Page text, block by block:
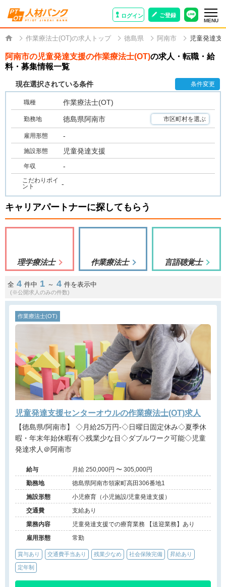
ログイン ご登録
MENU
作業療法士(OT)の求人トップ 徳島県 阿南市 児童発達支
阿南市の児童発達支援の作業療法士(OT)の求人・転職・給
料・募集情報一覧
現在選択されている条件 条件変更
職種 作業療法士(OT)
勤務地 徳島県阿南市 市区町村を選ぶ
雇用形態 -
施設形態 児童発達支援
年収 -
こだわりポイ
ント
-
キャリアパートナーに探してもらう
理学療法士 作業療法士 言語聴覚士
全 4 件中 1 ～ 4 件を表示中
(※公開求人のみの件数)
作業療法士(OT)
児童発達支援センターオウルの作業療法士(OT)求人
【徳島県/阿南市】 ◇月給25万円-◇日曜日固定休み◇夏季休
暇・年末年始休暇有◇残業少な目◇ダブルワーク可能◇児童
発達求人＠阿南市
給与
月給 250,000円 〜 305,000円
勤務地
徳島県阿南市領家町高田306番地1
施設形態
小児療育（小児施設/児童発達支援）
交通費
支給あり
業務内容
児童発達支援での療育業務 【送迎業務】あり
雇用形態
常勤
賞与あり 交通費手当あり 残業少なめ 社会保険完備 昇給あり
定年制